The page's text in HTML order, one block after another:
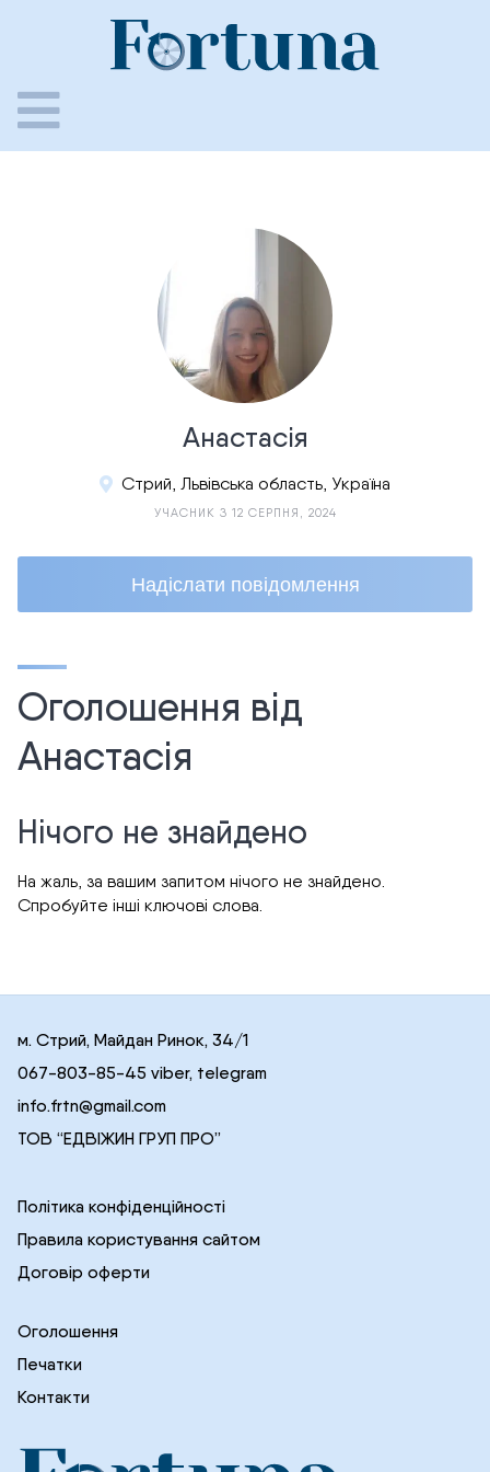
Анастасія
Стрий, Львівська область, Україна
УЧАСНИК З 12 СЕРПНЯ, 2024
Надіслати повідомлення
Оголошення від
Анастасія
Нічого не знайдено
На жаль, за вашим запитом нічого не знайдено.
Спробуйте інші ключові слова.
м. Стрий, Майдан Ринок, 34/1
067-803-85-45 viber, telegram
info.frtn@gmail.com
ТОВ “ЕДВІЖИН ГРУП ПРО”
Політика конфіденційності
Правила користування сайтом
Договір оферти
Оголошення
Печатки
Контакти